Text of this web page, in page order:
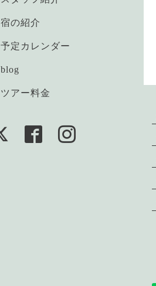
宿の紹介
予定カレンダー
blog
ツアー料金